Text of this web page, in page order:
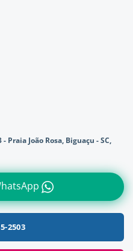
Praia João Rosa, Biguaçu - SC,
2503